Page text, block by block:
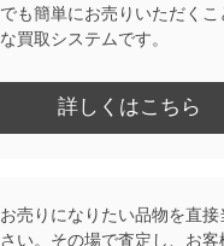
でも簡単にお売りいただくこ
な買取システムです。
詳しくはこちら
お売りになりたい品物を直
さい。その場で査定し、お